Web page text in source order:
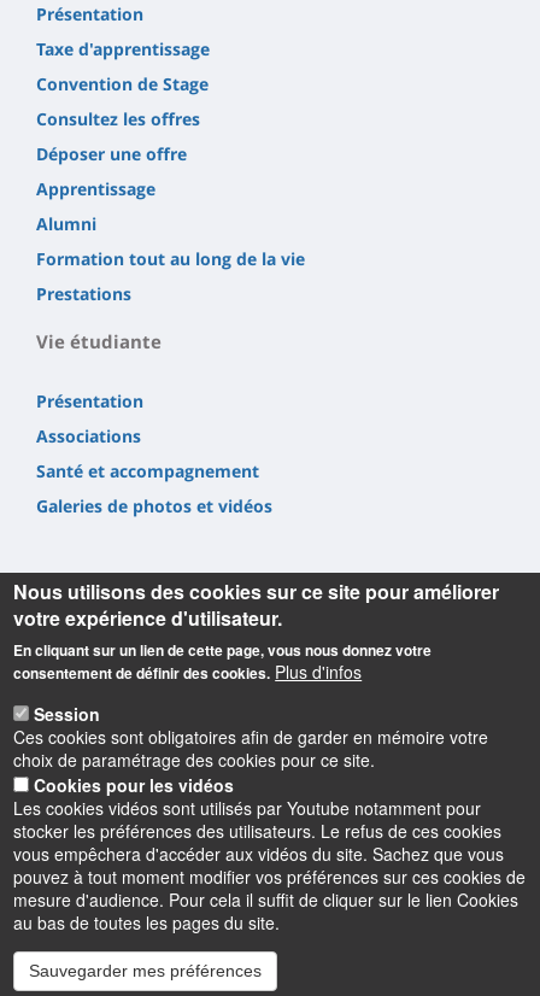
Présentation
Taxe d'apprentissage
Convention de Stage
Consultez les offres
Déposer une offre
Apprentissage
Alumni
Formation tout au long de la vie
Prestations
Vie étudiante
Présentation
Associations
Santé et accompagnement
Galeries de photos et vidéos
Informations
Université d'Orléans
Faculté Droit, Économie, Gestion
Rue de Blois BP 26739
45067 Orléans cedex 2
Accueil : 02 38 41 70 31
Courriel :accueil.deg@univ-orleans.fr
InstagramLinkedInYoutube
Nous utilisons des cookies sur ce site pour améliorer
votre expérience d'utilisateur.
En cliquant sur un lien de cette page, vous nous donnez votre
consentement de définir des cookies. Plus d'infos
Session
Ces cookies sont obligatoires afin de garder en mémoire votre
choix de paramétrage des cookies pour ce site.
Cookies pour les vidéos
Les cookies vidéos sont utilisés par Youtube notamment pour
stocker les préférences des utilisateurs. Le refus de ces cookies
vous empêchera d'accéder aux vidéos du site. Sachez que vous
pouvez à tout moment modifier vos préférences sur ces cookies de
mesure d'audience. Pour cela il suffit de cliquer sur le lien Cookies
au bas de toutes les pages du site.
Sauvegarder mes préférences